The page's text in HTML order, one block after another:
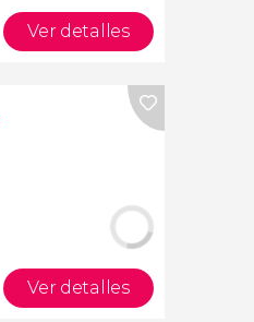
Ver detalles
Ver detalles